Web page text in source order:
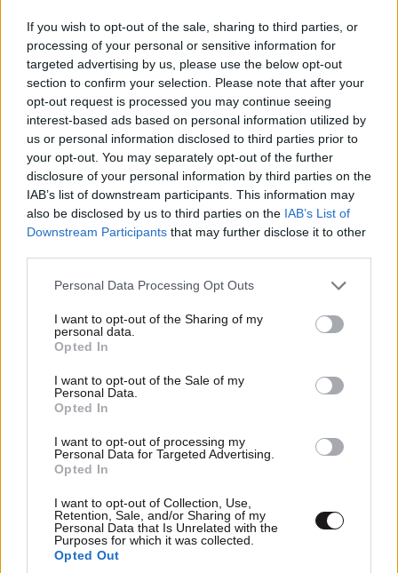
If you wish to opt-out of the sale, sharing to third parties, or
processing of your personal or sensitive information for
targeted advertising by us, please use the below opt-out
section to confirm your selection. Please note that after your
opt-out request is processed you may continue seeing
interest-based ads based on personal information utilized by
us or personal information disclosed to third parties prior to
your opt-out. You may separately opt-out of the further
disclosure of your personal information by third parties on the
IAB’s list of downstream participants. This information may
also be disclosed by us to third parties on the IAB’s List of
Downstream Participants that may further disclose it to other
Please note that this website/app uses one or more Google
not limited to your visit or usage behaviour. You may click to
grant or deny consent to Google and its third-party tags to
use your data for below specified purposes in below Google
consent section.
Personal Data Processing Opt Outs
I want to opt-out of the Sharing of my
personal data.
Opted In
I want to opt-out of the Sale of my
Personal Data.
Opted In
I want to opt-out of processing my
Personal Data for Targeted Advertising.
Opted In
I want to opt-out of Collection, Use,
Retention, Sale, and/or Sharing of my
Personal Data that Is Unrelated with the
Purposes for which it was collected.
Opted Out